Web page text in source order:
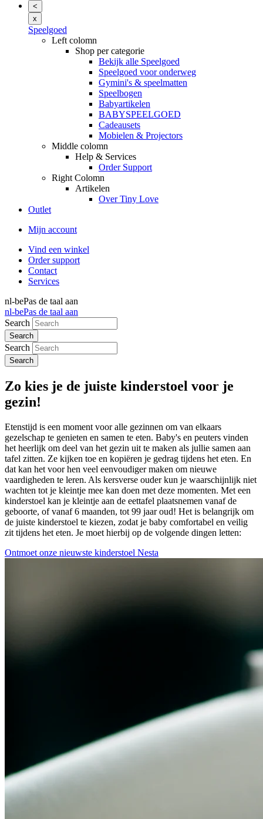
<
x
Speelgoed
Left colomn
Shop per categorie
Bekijk alle Speelgoed
Speelgoed voor onderweg
Gymini's & speelmatten
Speelbogen
Babyartikelen
BABYSPEELGOED
Cadeausets
Mobielen & Projectors
Middle colomn
Help & Services
Order Support
Right Colomn
Artikelen
Over Tiny Love
Outlet
Mijn account
Vind een winkel
Order support
Contact
Services
nl-bePas de taal aan
nl-bePas de taal aan
Search
Search
Zo kies je de juiste kinderstoel voor je
gezin!
Etenstijd is een moment voor alle gezinnen om van elkaars
gezelschap te genieten en samen te eten. Baby's en peuters vinden
het heerlijk om deel van het gezin uit te maken als jullie samen aan
tafel zitten. Ze kijken toe en kopiëren je gedrag tijdens het eten. En
dat kan het voor hen veel eenvoudiger maken om nieuwe
vaardigheden te leren. Als kersverse ouder kun je waarschijnlijk niet
wachten tot je kleintje mee kan doen met deze momenten. Met een
kinderstoel kan je kleintje aan de eettafel plaatsnemen vanaf de
geboorte, of vanaf 6 maanden, tot 99 jaar oud! Het is belangrijk om
de juiste kinderstoel te kiezen, zodat je baby comfortabel en veilig
zit tijdens het eten. Je moet hierbij op de volgende dingen letten:
Ontmoet onze nieuwste kinderstoel Nesta